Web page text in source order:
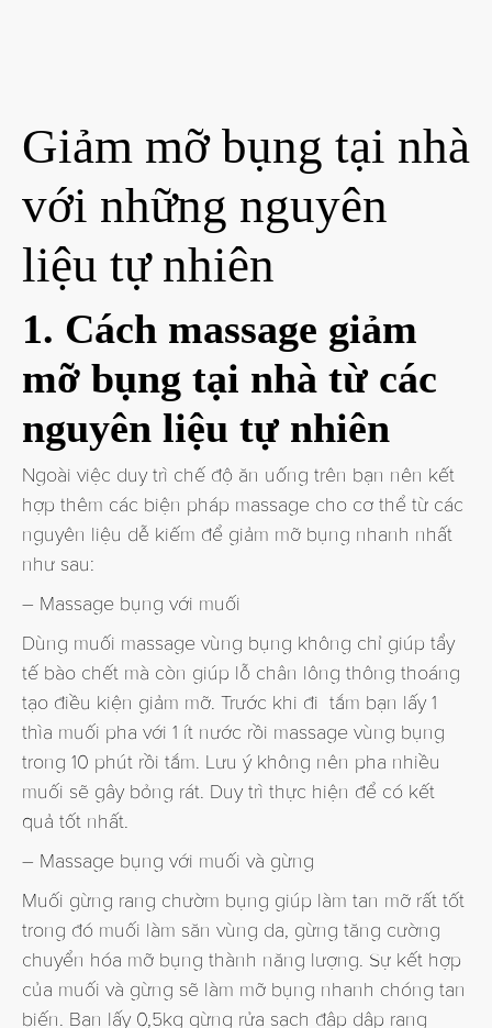
Giảm mỡ bụng tại nhà
với những nguyên
liệu tự nhiên
1. Cách massage giảm
mỡ bụng tại nhà từ các
nguyên liệu tự nhiên
Ngoài việc duy trì chế độ ăn uống trên bạn nên kết
hợp thêm các biện pháp massage cho cơ thể từ các
nguyên liệu dễ kiếm để giảm mỡ bụng nhanh nhất
như sau:
– Massage bụng với muối
Dùng muối massage vùng bụng không chỉ giúp tẩy
tế bào chết mà còn giúp lỗ chân lông thông thoáng
tạo điều kiện giảm mỡ. Trước khi đi tắm bạn lấy 1
thìa muối pha với 1 ít nước rồi massage vùng bụng
trong 10 phút rồi tắm. Lưu ý không nên pha nhiều
muối sẽ gây bỏng rát. Duy trì thực hiện để có kết
quả tốt nhất.
– Massage bụng với muối và gừng
Muối gừng rang chườm bụng giúp làm tan mỡ rất tốt
trong đó muối làm săn vùng da, gừng tăng cường
chuyển hóa mỡ bụng thành năng lượng. Sự kết hợp
của muối và gừng sẽ làm mỡ bụng nhanh chóng tan
biến. Bạn lấy 0,5kg gừng rửa sạch đập dập rang